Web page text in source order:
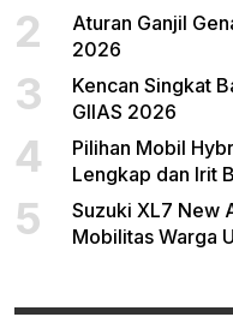
2
Aturan Ganjil
2026
3
Kencan Singkat
GIIAS 2026
4
Pilihan Mobil
Lengkap dan Irit
5
Suzuki XL7 New
Mobilitas Warga